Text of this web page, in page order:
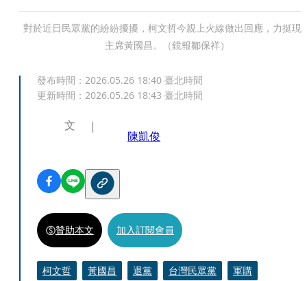
對於近日民眾黨的紛紛擾擾，柯文哲今親上火線做出回應，力挺現
主席黃國昌。（鏡報鄒保祥）
發布時間： 2026.05.26 18:40 臺北時間
更新時間： 2026.05.26 18:43 臺北時間
文
陳凱俊
贊助本文 加入訂閱會員
柯文哲 黃國昌 退黨 台灣民眾黨
軍購